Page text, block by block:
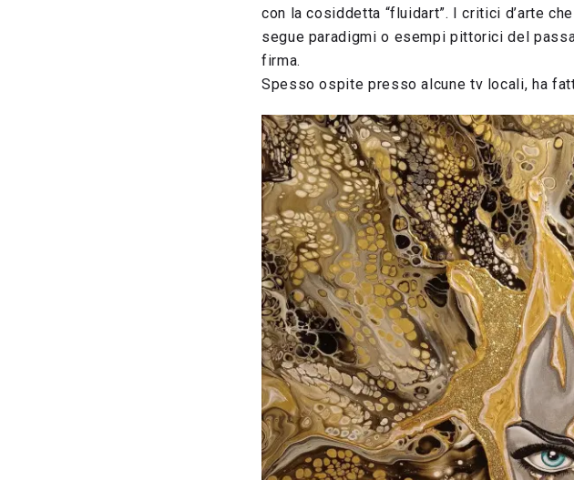
con la cosiddetta “fluidart”. I critici d’arte
segue paradigmi o esempi pittorici del
firma.
Spesso ospite presso alcune tv locali, ha